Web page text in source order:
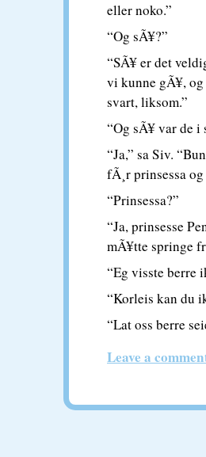
eller noko.”
“Og sÃ¥?”
“SÃ¥ er det
vi kunne gÃ¥,
svart, liksom.”
“Og sÃ¥ var de i
“Ja,” sa Siv.
fÃ¸r prinsessa
“Prinsessa?”
“Ja, prinsesse
mÃ¥tte springe
“Eg visste berre
“Korleis kan du
“Lat oss berre
Leave a